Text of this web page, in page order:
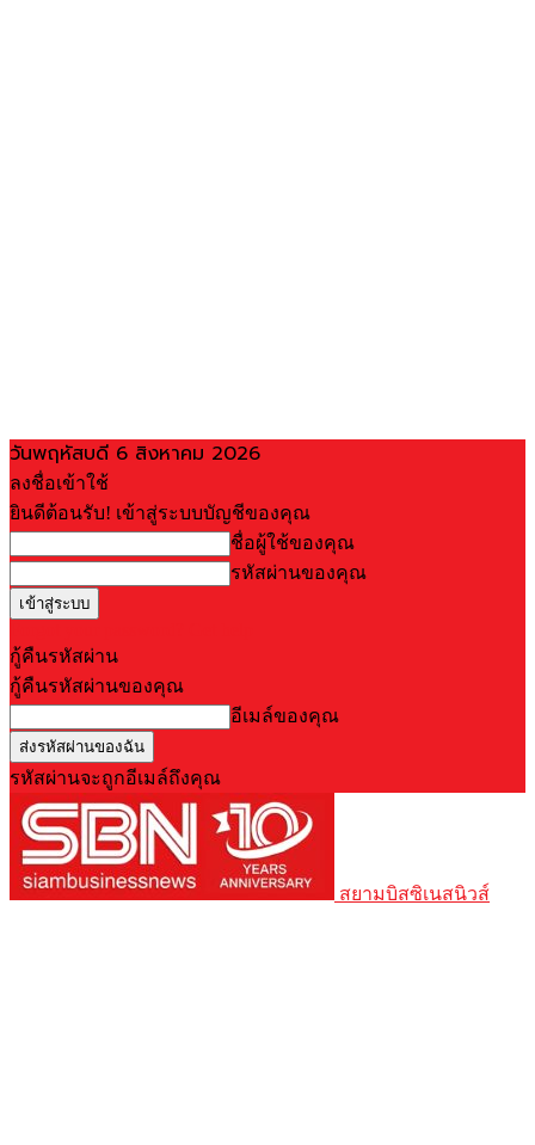
วันพฤหัสบดี 6 สิงหาคม 2026
ลงชื่อเข้าใช้
ยินดีต้อนรับ! เข้าสู่ระบบบัญชีของคุณ
ชื่อผู้ใช้ของคุณ
รหัสผ่านของคุณ
กู้คืนรหัสผ่าน
กู้คืนรหัสผ่านของคุณ
อีเมล์ของคุณ
รหัสผ่านจะถูกอีเมล์ถึงคุณ
สยามบิสซิเนสนิวส์